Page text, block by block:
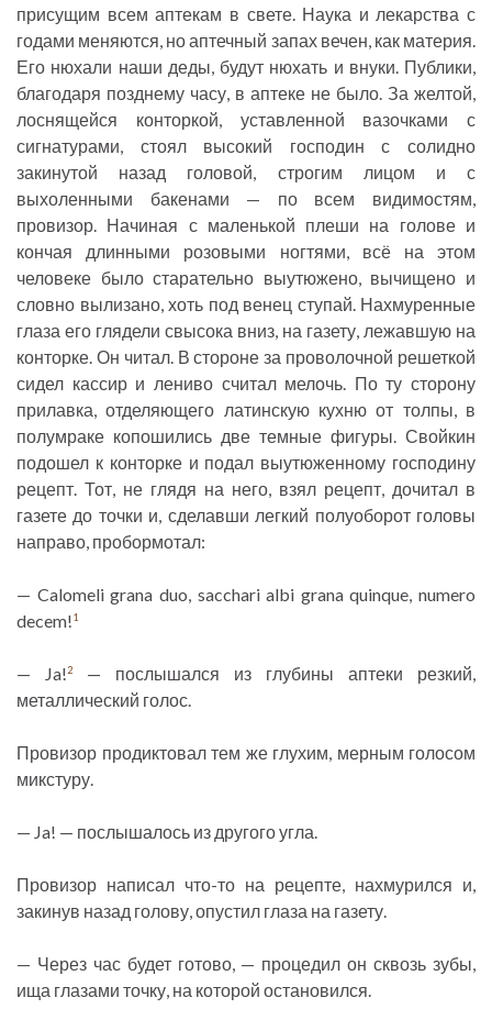
присущим всем аптекам в свете. Наука и лекарства с
годами меняются, но аптечный запах вечен, как материя.
Его нюхали наши деды, будут нюхать и внуки. Публики,
благодаря позднему часу, в аптеке не было. За желтой,
лоснящейся конторкой, уставленной вазочками с
сигнатурами, стоял высокий господин с солидно
закинутой назад головой, строгим лицом и с
выхоленными бакенами — по всем видимостям,
провизор. Начиная с маленькой плеши на голове и
кончая длинными розовыми ногтями, всё на этом
человеке было старательно выутюжено, вычищено и
словно вылизано, хоть под венец ступай. Нахмуренные
глаза его глядели свысока вниз, на газету, лежавшую на
конторке. Он читал. В стороне за проволочной решеткой
сидел кассир и лениво считал мелочь. По ту сторону
прилавка, отделяющего латинскую кухню от толпы, в
полумраке копошились две темные фигуры. Свойкин
подошел к конторке и подал выутюженному господину
рецепт. Тот, не глядя на него, взял рецепт, дочитал в
газете до точки и, сделавши легкий полуоборот головы
направо, пробормотал:
— Calomeli grana duo, sacchari albi grana quinque, numero
decem!1
— Ja!2
— послышался из глубины аптеки резкий,
металлический голос.
Провизор продиктовал тем же глухим, мерным голосом
микстуру.
— Ja! — послышалось из другого угла.
Провизор написал что-то на рецепте, нахмурился и,
закинув назад голову, опустил глаза на газету.
— Через час будет готово, — процедил он сквозь зубы,
ища глазами точку, на которой остановился.